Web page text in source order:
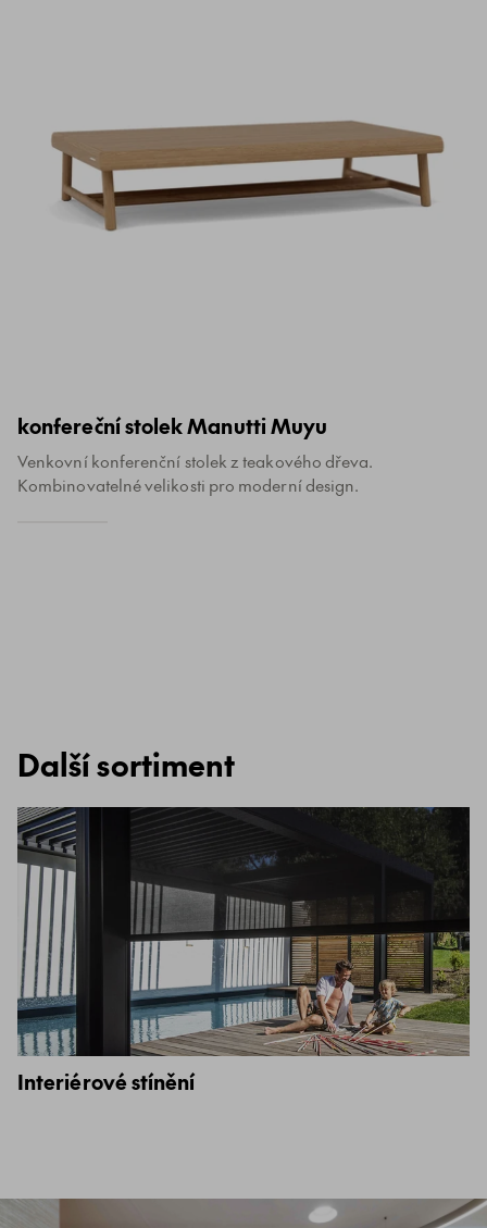
konfereční stolek Manutti Muyu
Venkovní konferenční stolek z teakového dřeva.
Kombinovatelné velikosti pro moderní design.
Další sortiment
Interiérové stínění